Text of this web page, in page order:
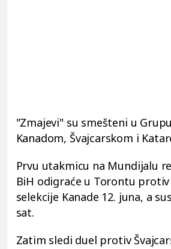
"Zmajevi" su smešteni u
Kanadom, Švajcarskom i
Prvu utakmicu na Mundijalu
BiH odigraće u Torontu protiv
selekcije Kanade 12. juna, a
sat.
Zatim sledi duel protiv